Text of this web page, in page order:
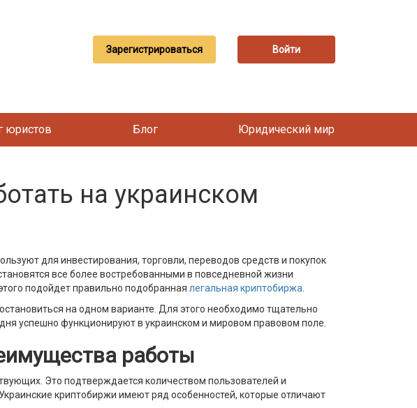
Зарегистрироваться Войти
юристов Блог Юридический мир
на украинском
для инвестирования, торговли, переводов средств и покупок
все более востребованными в повседневной жизни
подойдет правильно подобранная легальная криптобиржа
на одном варианте. Для этого необходимо тщательно
успешно функционируют в украинском и мировом правовом поле.
работы
Это подтверждается количеством пользователей и
криптобиржи имеют ряд особенностей, которые отличают